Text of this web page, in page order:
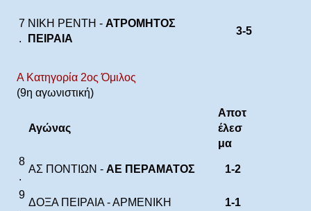
7
.
ΝΙΚΗ ΡΕΝΤΗ - ΑΤΡΟΜΗΤΟΣ
ΠΕΙΡΑΙΑ
3-5
Α Κατηγορία 2ος Όμιλος
(9η αγωνιστική)
Αγώνας
Αποτ
έλεσ
μα
8
.
ΑΣ ΠΟΝΤΙΩΝ - ΑΕ ΠΕΡΑΜΑΤΟΣ 1-2
9
ΔΟΞΑ ΠΕΙΡΑΙΑ - ΑΡΜΕΝΙΚΗ 1-1